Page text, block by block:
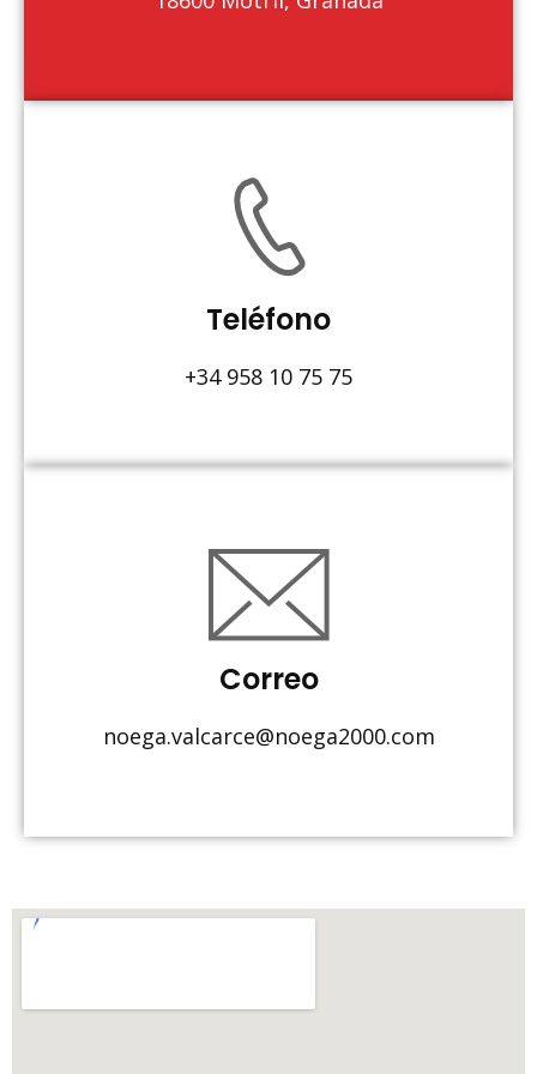
Teléfono
+34 958 10 75 75
Correo
noega.valcarce@noega2000.com